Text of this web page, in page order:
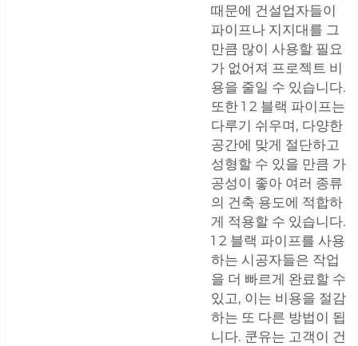
때문에 건설업자들이
파이프나 지지대를 그
만큼 많이 사용할 필요
가 없어져 프로젝트 비
용을 줄일 수 있습니다.
또한 1 2 블랙 파이프는
다루기 쉬우며, 다양한
공간에 맞게 절단하고
성형할 수 있을 만큼 가
공성이 좋아 여러 종류
의 건축 용도에 적합하
게 적용할 수 있습니다.
1 2 블랙 파이프를 사용
하는 시공자들은 작업
을 더 빠르게 완료할 수
있고, 이는 비용을 절감
하는 또 다른 방법이 됩
니다. 쿤유는 고객이 건